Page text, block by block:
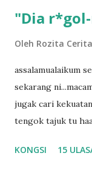
"Dia
Oleh Rozita
assalamualaikum
sekarang
jugak cari
tengok tajuk tu
tau? yang sebut tu
KONGSI 15